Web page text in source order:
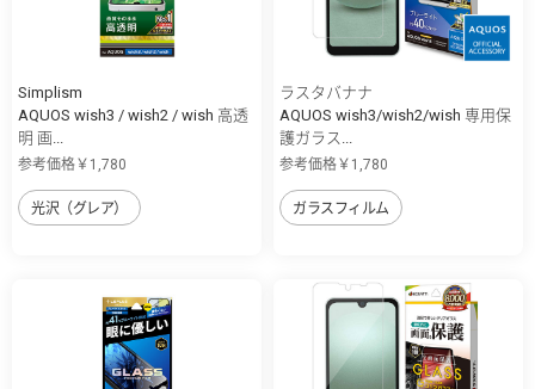
Simplism
AQUOS wish3 / wish2 / wish 高透
明 画...
参考価格￥1,780
光沢（グレア）
ラスタバナナ
AQUOS wish3/wish2/wish 専用保
護ガラス...
参考価格￥1,780
ガラスフィルム